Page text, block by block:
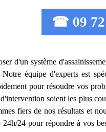
☎ 09 72
d'un système
équipe d'experts est
pour résoudre vos
soient les plus
fiers de nos résultats et
24h/24 pour répondre à vos